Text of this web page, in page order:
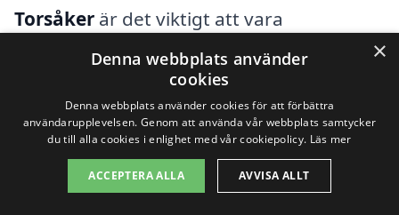
Torsåker är det viktigt att vara
välinformerad. Besök gärna vår plattform
för att enkelt jämföra priser och tjänster
från olika städföretag i området. På så
sätt kan du få det bästa möjliga
erbjudandet och en professionell
×
Denna webbplats använder
cookies
Denna webbplats använder cookies för att förbättra
användarupplevelsen. Genom att använda vår webbplats samtycker
du till alla cookies i enlighet med vår cookiepolicy. Läs mer
ACCEPTERA ALLA AVVISA ALLT